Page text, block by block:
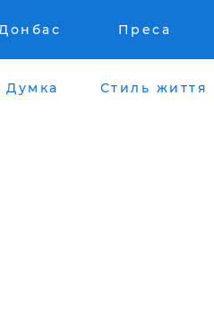
Преса
Думка Стиль життя